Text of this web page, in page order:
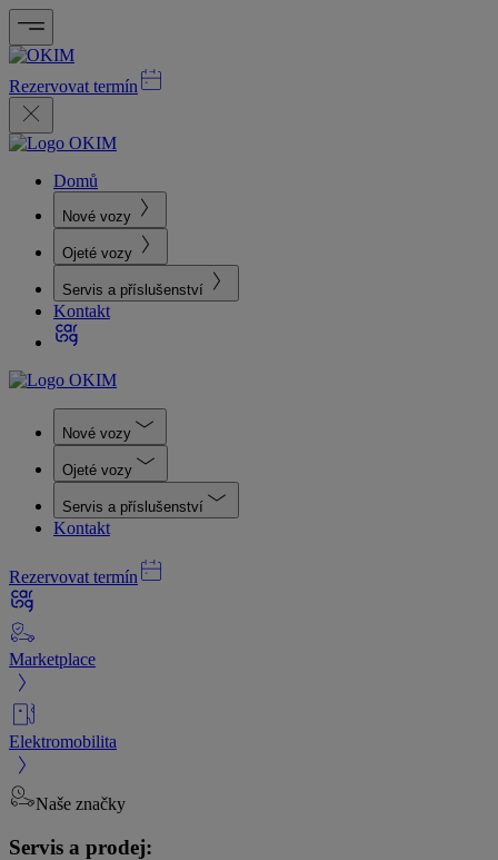
Rezervovat termín
Domů
Nové vozy
Ojeté vozy
Servis a příslušenství
Kontakt
Nové vozy
Ojeté vozy
Servis a příslušenství
Kontakt
Rezervovat termín
Marketplace
Elektromobilita
Naše značky
Servis a prodej: